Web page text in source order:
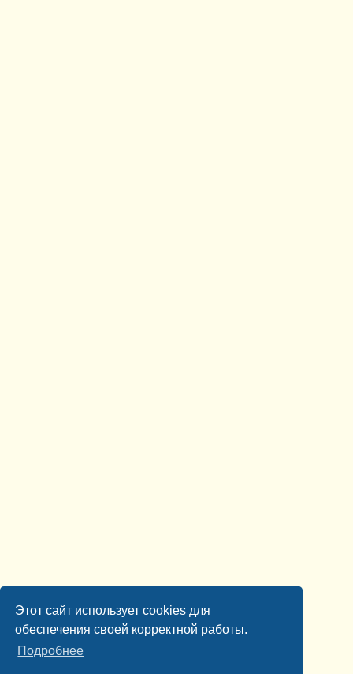
Этот сайт использует cookies для
обеспечения своей корректной работы.
Подробнее